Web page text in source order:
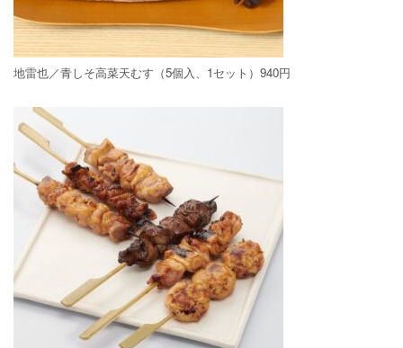
地雷也／青しそ高菜天むす（5個入、1セット）940円